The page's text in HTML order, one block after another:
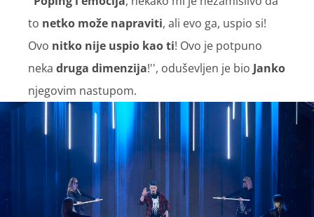
to netko može napraviti, ali evo ga, uspio si!
Ovo nitko nije uspio kao ti! Ovo je potpuno
neka druga dimenzija!'', oduševljen je bio Janko
njegovim nastupom.